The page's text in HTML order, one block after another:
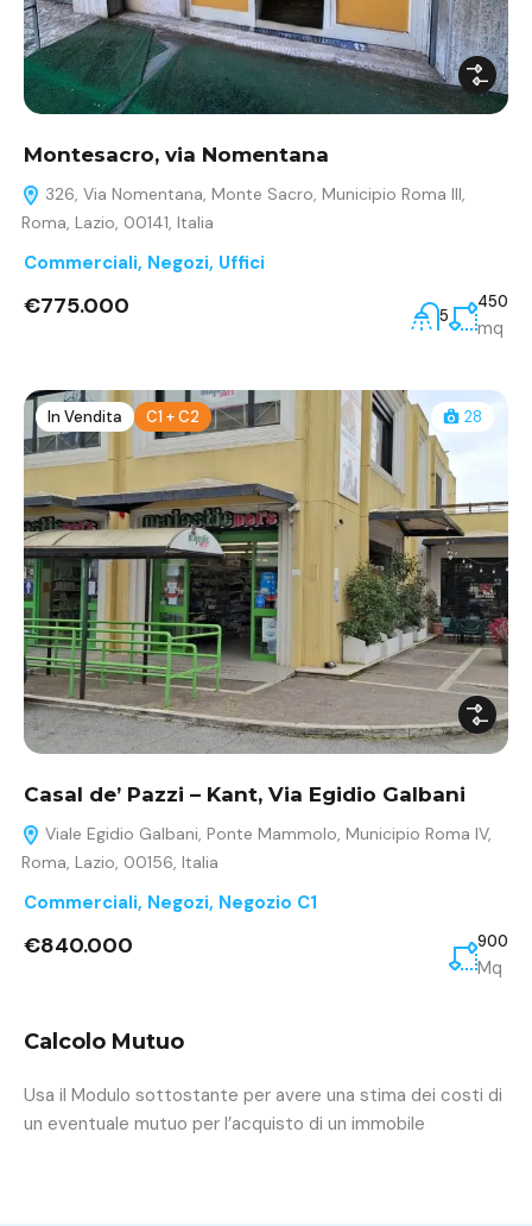
Montesacro, via Nomentana
326, Via Nomentana, Monte Sacro, Municipio Roma III,
Roma, Lazio, 00141, Italia
Commerciali, Negozi, Uffici
€775.000 5
450
mq
In Vendita C1 + C2 28
Casal de’ Pazzi – Kant, Via Egidio Galbani
Viale Egidio Galbani, Ponte Mammolo, Municipio Roma IV,
Roma, Lazio, 00156, Italia
Commerciali, Negozi, Negozio C1
€840.000 900
Mq
Calcolo Mutuo
Usa il Modulo sottostante per avere una stima dei costi di
un eventuale mutuo per l’acquisto di un immobile